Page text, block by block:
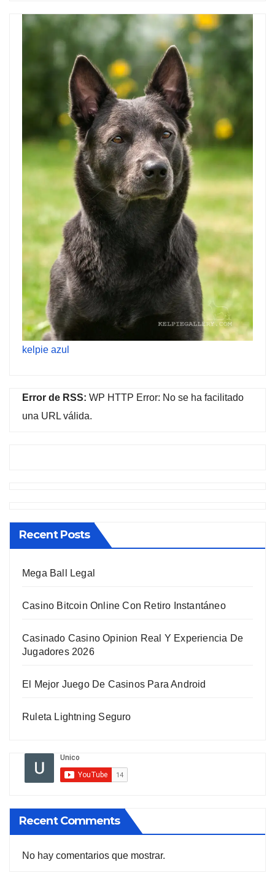
kelpie azul
Error de RSS: WP HTTP Error: No se ha facilitado
una URL válida.
Recent Posts
Mega Ball Legal
Casino Bitcoin Online Con Retiro Instantáneo
Casinado Casino Opinion Real Y Experiencia De
Jugadores 2026
El Mejor Juego De Casinos Para Android
Ruleta Lightning Seguro
Recent Comments
No hay comentarios que mostrar.